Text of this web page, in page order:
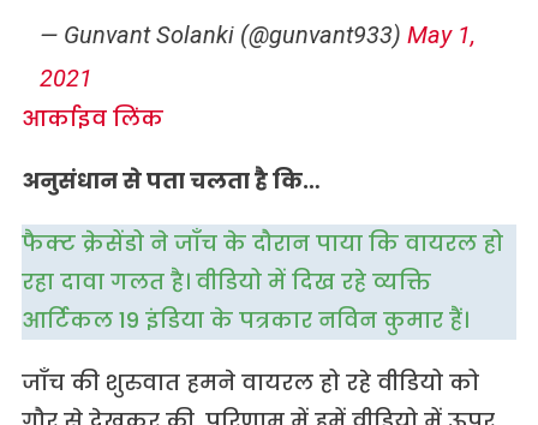
— Gunvant Solanki (@gunvant933) May 1,
2021
आर्काइव लिंक
अनुसंधान से पता चलता है कि…
फैक्ट क्रेसेंडो ने जाँच के दौरान पाया कि वायरल हो
रहा दावा गलत है। वीडियो में दिख रहे व्यक्ति
आर्टिकल 19 इंडिया के पत्रकार नविन कुमार हैं।
जाँच की शुरुवात हमने वायरल हो रहे वीडियो को